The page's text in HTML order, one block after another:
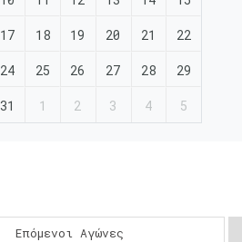
17 18 19 20 21 22
24 25 26 27 28 29
31 1 2 3 4 5
Επόμενοι Αγώνες